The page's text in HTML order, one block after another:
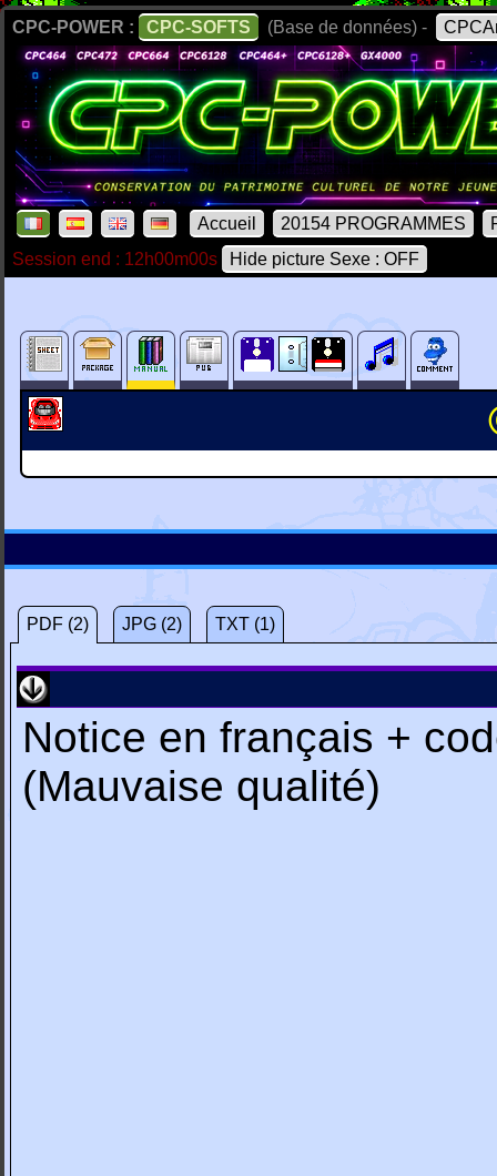
CPC-POWER : CPC-SOFTS (Base de données) -
Accueil 20154 PROGRAMMES
Session end : 12h00m00s
Hide picture Sexe : OFF
PDF (2) JPG (2) TXT (1)
Notice en français +
(Mauvaise qualité)